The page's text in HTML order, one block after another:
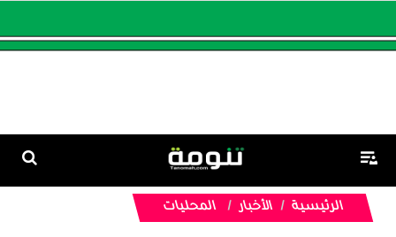
الرئيسية الأخبار المحليات